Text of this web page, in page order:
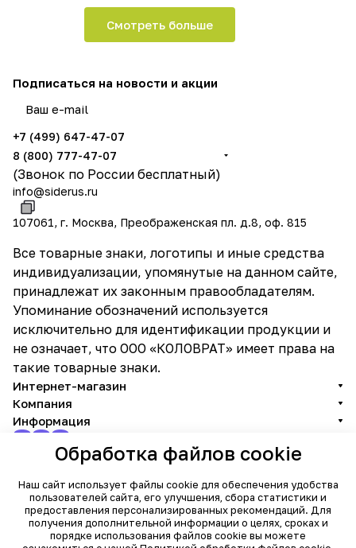
Смотреть больше
Подписаться на новости и акции
+7 (499) 647-47-07
8 (800) 777-47-07
(Звонок по России бесплатный)
info@siderus.ru
107061, г. Москва, Преображенская пл. д.8, оф. 815
Все товарные знаки, логотипы и иные средства
индивидуализации, упомянутые на данном сайте,
принадлежат их законным правообладателям.
Упоминание обозначений используется
исключительно для идентификации продукции и
не означает, что ООО «КОЛОВРАТ» имеет права на
такие товарные знаки.
Интернет-магазин
Компания
Информация
© 2026 SIDERUS - Официальный поставщик промышленного
оборудования
Темная тема
Соглашение на обработку персональных данных|Политика
использования cookie|Согласие на рекламную рассылку
Обработка файлов cookie
Наш сайт использует файлы cookie для обеспечения удобства
пользователей сайта, его улучшения, сбора статистики и
предоставления персонализированных рекомендаций. Для
получения дополнительной информации о целях, сроках и
порядке использования файлов cookie вы можете